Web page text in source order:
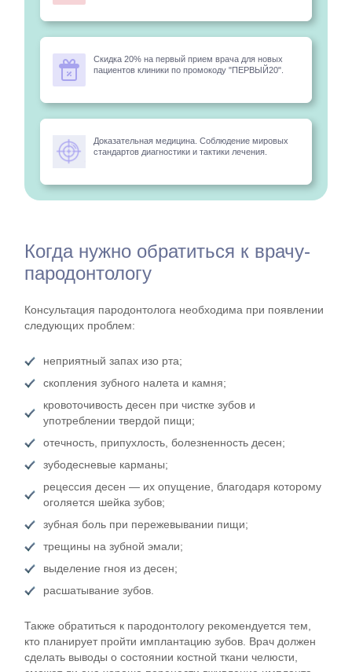
Скидка 20% на первый прием врача для новых
пациентов клиники по промокоду "ПЕРВЫЙ20".
Доказательная медицина. Соблюдение мировых
стандартов диагностики и тактики лечения.
Когда нужно обратиться к врачу-
пародонтологу
Консультация пародонтолога необходима при появлении
следующих проблем:
неприятный запах изо рта;
скопления зубного налета и камня;
кровоточивость десен при чистке зубов и
употреблении твердой пищи;
отечность, припухлость, болезненность десен;
зубодесневые карманы;
рецессия десен — их опущение, благодаря которому
оголяется шейка зубов;
зубная боль при пережевывании пищи;
трещины на зубной эмали;
выделение гноя из десен;
расшатывание зубов.
Также обратиться к пародонтологу рекомендуется тем,
кто планирует пройти имплантацию зубов. Врач должен
сделать выводы о состоянии костной ткани челюсти,